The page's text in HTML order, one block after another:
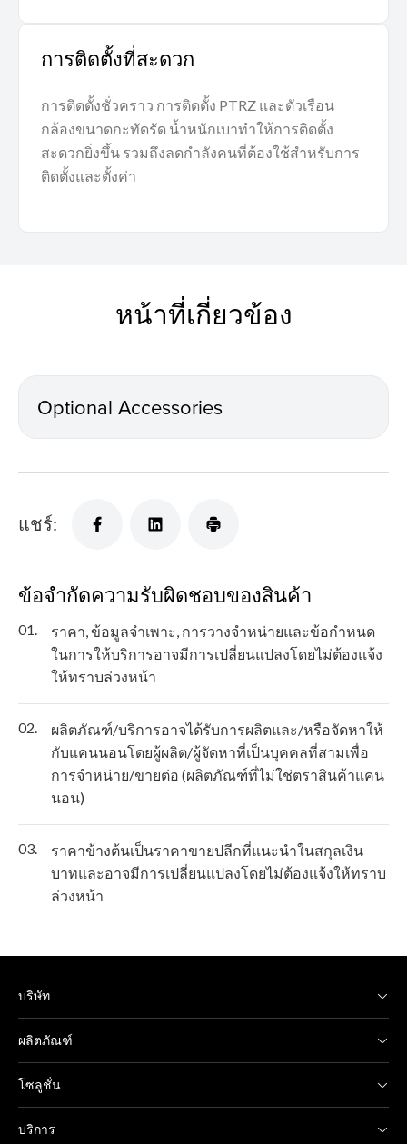
การติดตั้งที่สะดวก
การติดตั้งชั่วคราว การติดตั้ง PTRZ และตัวเรือน
กล้องขนาดกะทัดรัด น้ำหนักเบาทำให้การติดตั้ง
สะดวกยิ่งขึ้น รวมถึงลดกำลังคนที่ต้องใช้สำหรับการ
ติดตั้งและตั้งค่า
หน้าที่เกี่ยวข้อง
Optional Accessories
แชร์:
ข้อจำกัดความรับผิดชอบของสินค้า
01.
ราคา, ข้อมูลจำเพาะ, การวางจำหน่ายและข้อกำหนด
ในการให้บริการอาจมีการเปลี่ยนแปลงโดยไม่ต้องแจ้ง
ให้ทราบล่วงหน้า
02.
ผลิตภัณฑ์/บริการอาจได้รับการผลิตและ/หรือจัดหาให้
กับแคนนอนโดยผู้ผลิต/ผู้จัดหาที่เป็นบุคคลที่สามเพื่อ
การจำหน่าย/ขายต่อ (ผลิตภัณฑ์ที่ไม่ใช่ตราสินค้าแคน
นอน)
03.
ราคาข้างต้นเป็นราคาขายปลีกที่แนะนำในสกุลเงิน
บาทและอาจมีการเปลี่ยนแปลงโดยไม่ต้องแจ้งให้ทราบ
ล่วงหน้า
บริษัท
ผลิตภัณฑ์
โซลูชั่น
บริการ